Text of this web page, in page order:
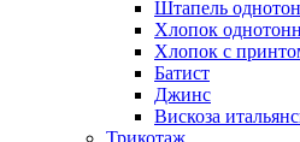
Штапель
Хлопок
Хлопок с
Батист
Джинс
Вискоза
Трикотаж